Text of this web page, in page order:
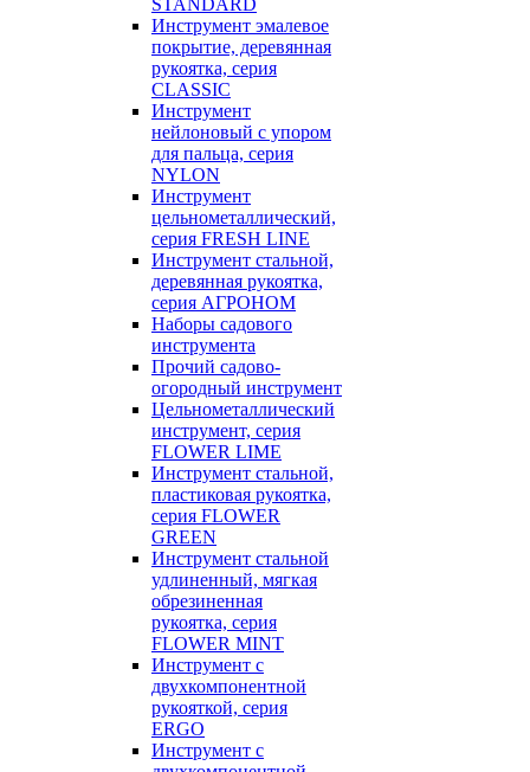
STANDARD
Инструмент эмалевое
покрытие, деревянная
рукоятка, серия
CLASSIC
Инструмент
нейлоновый с упором
для пальца, серия
NYLON
Инструмент
цельнометаллический,
серия FRESH LINE
Инструмент стальной,
деревянная рукоятка,
серия АГРОНОМ
Наборы садового
инструмента
Прочий садово-
огородный инструмент
Цельнометаллический
инструмент, серия
FLOWER LIME
Инструмент стальной,
пластиковая рукоятка,
серия FLOWER
GREEN
Инструмент стальной
удлиненный, мягкая
обрезиненная
рукоятка, серия
FLOWER MINT
Инструмент с
двухкомпонентной
рукояткой, серия
ERGO
Инструмент с